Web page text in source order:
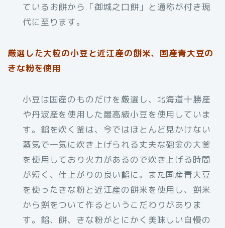
ているお餅から「御城之口餅」と通称が付き現
代に至ります。
厳選した大粒の小豆と近江産の餅米、国産青大豆の
きな粉を使用
小豆は国産のものだけを厳選し、北海道十勝産
や丹波産を使用した最高級小豆を使用していま
す。餡を炊く釜は、今ではほとんど見かけない
蒸気で一気に炊き上げられる丈夫な砲金の大釜
を使用しており火力があるので炊き上げる時間
が短く、仕上がりの良い餡に。また国産青大豆
を使ったきな粉と近江産の餅米を使用し、餅米
から餅をついて作るというこだわりがありま
す。餡、餅、きな粉がとにかく美味しい自慢の